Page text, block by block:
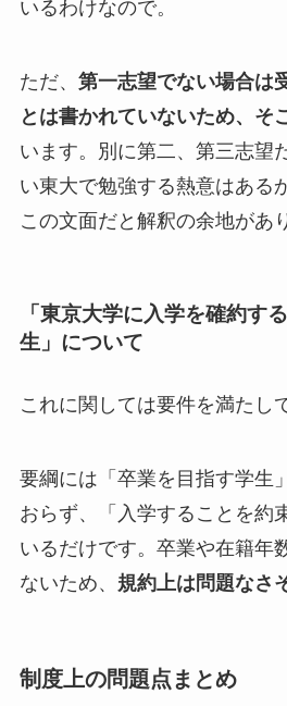
いるわけなので。
ただ、 第一志望でない場合は
とは書かれていないため、そ
います。別に第二、第三志望
い東大で勉強する熱意はある
この文面だと解釈の余地があ
「東京大学に入学を確約す
生」について
これに関しては要件を満たし
要綱には「卒業を目指す学生
おらず、「入学することを約
いるだけです。卒業や在籍年
ないため、 規約上は問題なさ
制度上の問題点まとめ